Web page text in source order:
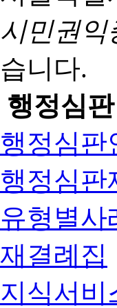
시민권익
습니다.
행정심판
행정심판
행정심판
유형별사
재결례집
지식서비